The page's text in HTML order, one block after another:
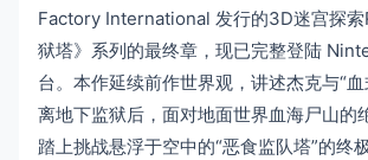
Factory International 发行的3D迷宫探索
狱塔》系列的最终章，现已完整登陆
台。本作延续前作世界观，讲述杰克与“
离地下监狱后，面对地面世界血海尸山的
踏上挑战悬浮于空中的“恶食监队塔”的终